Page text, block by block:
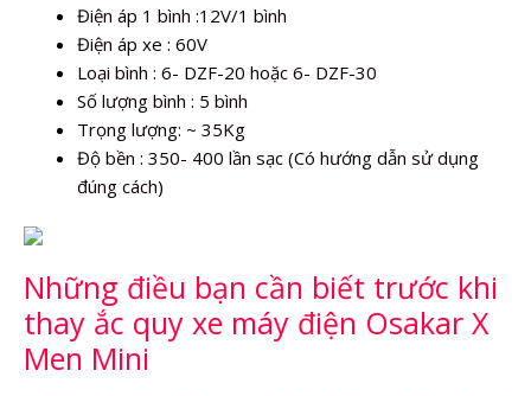
Điện áp 1 bình :12V/1 bình
Điện áp xe : 60V
Loại bình : 6- DZF-20 hoặc 6- DZF-30
Số lượng bình : 5 bình
Trọng lượng: ~ 35Kg
Độ bền : 350- 400 lần sạc (Có hướng dẫn sử dụng
đúng cách)
Những điều bạn cần biết trước khi
thay ắc quy xe máy điện Osakar X
Men Mini